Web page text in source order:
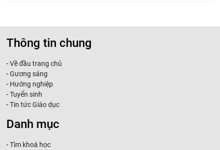
Thông tin chung
-Về đầu trang chủ
-Gương sáng
- Hướng nghiệp
-Tuyển sinh
-Tin tức Giáo dục
Danh mục
-Tìm khoá học